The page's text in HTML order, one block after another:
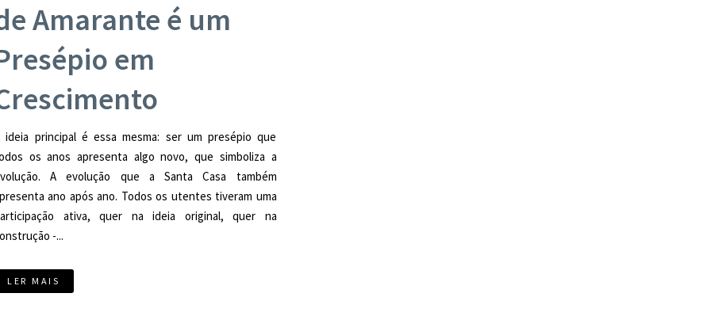
Amarante é um
em
ideia principal é essa mesma: ser um presépio que
os anos apresenta algo novo, que simboliza a
A evolução que a Santa Casa também
ano após ano. Todos os utentes tiveram uma
ativa, quer na ideia original, quer na
-...
LER MAIS